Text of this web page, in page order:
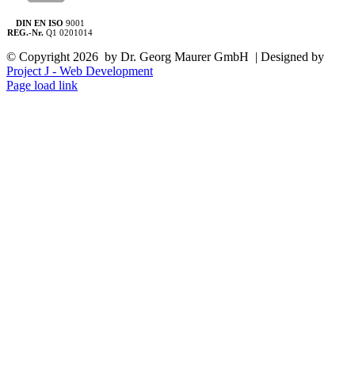
DIN EN ISO 9001
REG.-Nr. Q1 0201014
© Copyright 2026 by Dr. Georg Maurer GmbH | Designed by
Project J - Web Development
Page load link